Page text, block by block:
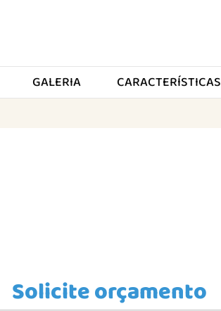
GALERIA CARACTERÍSTICAS
Solicite orçamento